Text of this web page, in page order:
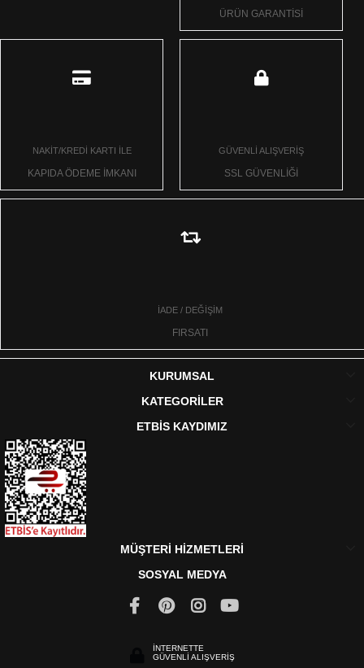
ÜRÜN GARANTİSİ
NAKİT/KREDİ KARTI İLE
KAPIDA ÖDEME İMKANI
GÜVENLİ ALIŞVERİŞ
SSL GÜVENLİĞİ
İADE / DEĞİŞİM
FIRSATI
KURUMSAL
KATEGORİLER
ETBİS KAYDIMIZ
MÜŞTERİ HİZMETLERİ
SOSYAL MEDYA
İNTERNETTE
GÜVENLİ ALIŞVERİŞ